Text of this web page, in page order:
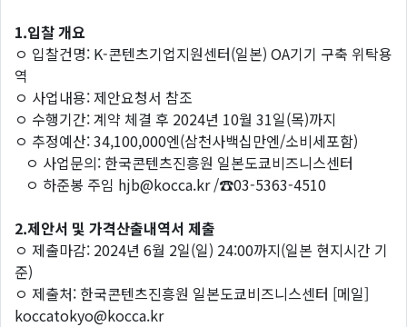
1.입찰 개요
ㅇ 입찰건명: K-콘텐츠기업지원센터(일본) OA기기 구축 위탁용
역
ㅇ 사업내용: 제안요청서 참조
ㅇ 수행기간: 계약 체결 후 2024년 10월 31일(목)까지
ㅇ 추정예산: 34,100,000엔(삼천사백십만엔/소비세포함)
ㅇ 사업문의: 한국콘텐츠진흥원 일본도쿄비즈니스센터
ㅇ 하준봉 주임 hjb@kocca.kr /☎03-5363-4510
2.제안서 및 가격산출내역서 제출
ㅇ 제출마감: 2024년 6월 2일(일) 24:00까지(일본 현지시간 기
준)
ㅇ 제출처: 한국콘텐츠진흥원 일본도쿄비즈니스센터 [메일]
koccatokyo@kocca.kr